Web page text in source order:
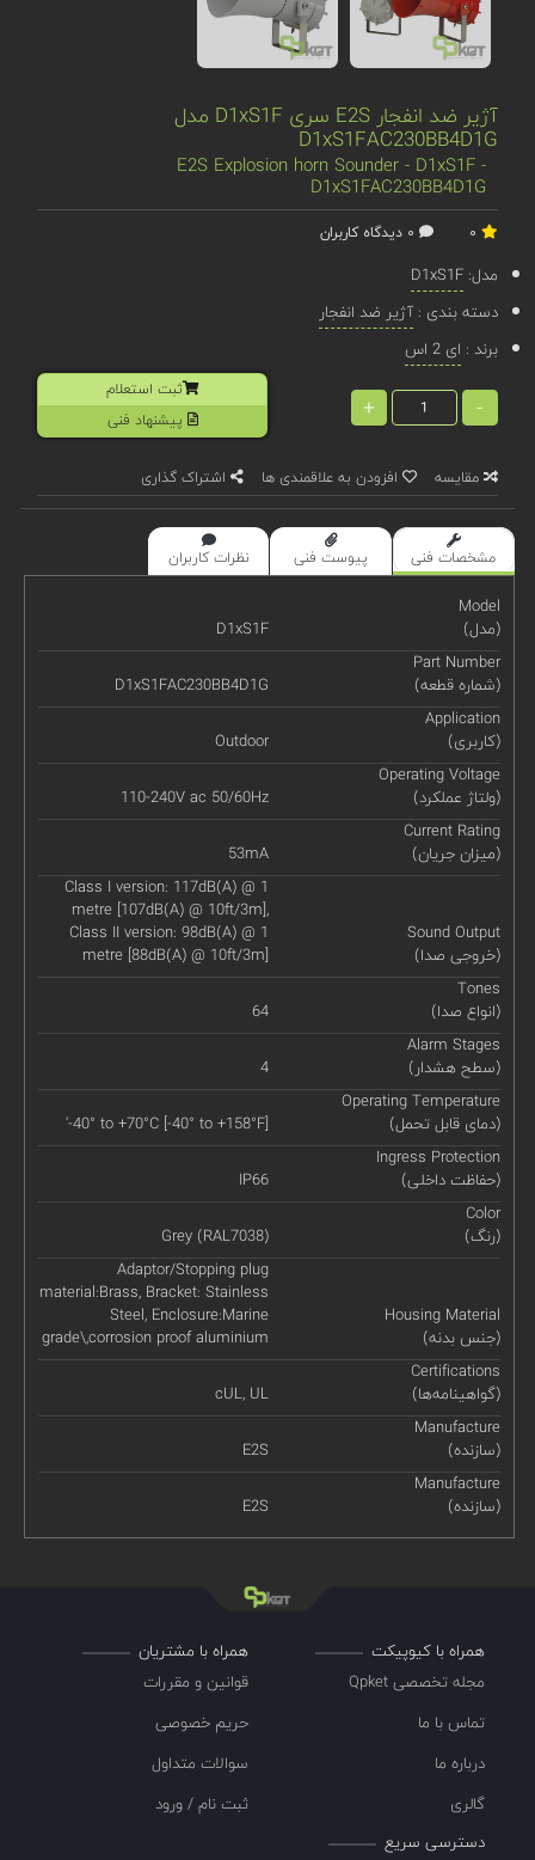
آژیر ضد انفجار E2S سری D1xS1F مدل
D1xS1FAC230BB4D1G
E2S Explosion horn Sounder - D1xS1F -
D1xS1FAC230BB4D1G
مدل:D1xS1F
دسته بندی :آژیر ضد انفجار
برند : ای 2 اس
-
+
ثبت استعلام
پیشنهاد فنی
مقایسه افزودن به علاقمندی ها اشتراک گذاری
مشخصات فنی پیوست فنی نظرات کاربران
Model
(مدل)
D1xS1F
Part Number
(شماره قطعه)
D1xS1FAC230BB4D1G
Application
(کاربری)
Outdoor
Operating Voltage
(ولتاژ عملکرد)
110-240V ac 50/60Hz
Current Rating
(میزان جریان)
53mA
Sound Output
(خروجی صدا)
Class I version: 117dB(A) @ 1
metre [107dB(A) @ 10ft/3m],
Class II version: 98dB(A) @ 1
metre [88dB(A) @ 10ft/3m]
Tones
(انواع صدا)
64
Alarm Stages
(سطح هشدار)
4
Operating Temperature
(دمای قابل تحمل)
'-40° to +70°C [-40° to +158°F]
Ingress Protection
(حفاظت داخلی)
IP66
Color
(رنگ)
Grey (RAL7038)
Housing Material
(جنس بدنه)
Adaptor/Stopping plug
material:Brass, Bracket: Stainless
Steel, Enclosure:Marine
grade\,corrosion proof aluminium
Certifications
(گواهینامه‌ها)
cUL, UL
Manufacture
(سازنده)
E2S
Manufacture
(سازنده)
E2S
همراه با کیوپیکت
مجله تخصصی Qpket
تماس با ما
درباره ما
گالری
همراه با مشتریان
قوانین و مقررات
حریم خصوصی
سوالات متداول
ثبت نام / ورود
دسترسی سریع